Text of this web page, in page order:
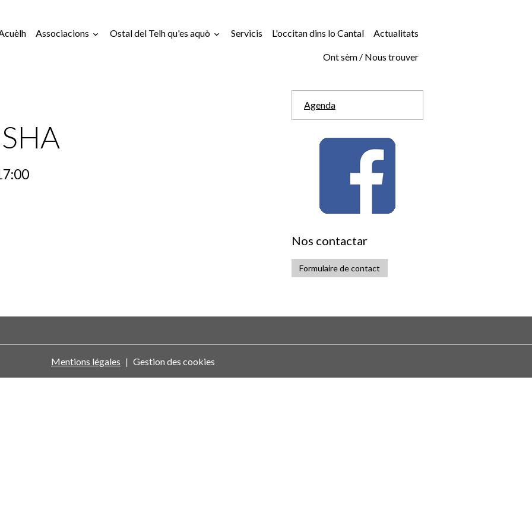
Associacions Ostal del Telh qu'es aquò Servicis L'occitan dins lo Cantal Actualitats
Ont sèm / Nous trouver
Agenda
Nos contactar
Formulaire de contact
Mentions légales Gestion des cookies